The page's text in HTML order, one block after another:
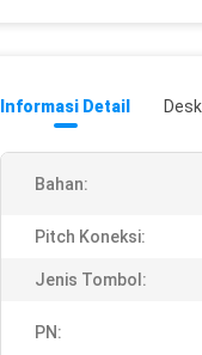
Informasi Detail
Bahan:
Pitch Koneksi:
Jenis Tombol:
PN: